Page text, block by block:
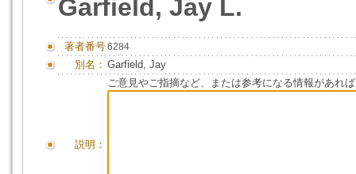
Garfield, Jay L.
著者番号6284
別名： Garfield, Jay
説明：
ご意見やご指摘など、または参考になる情報があれ